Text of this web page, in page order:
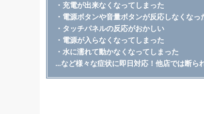
・充電が出来なくなってしまった
・電源ボタンや音量ボタンが反応しなくなっ
・タッチパネルの反応がおかしい
・電源が入らなくなってしまった
・水に濡れて動かなくなってしまった
…など様々な症状に即日対応！他店では断ら